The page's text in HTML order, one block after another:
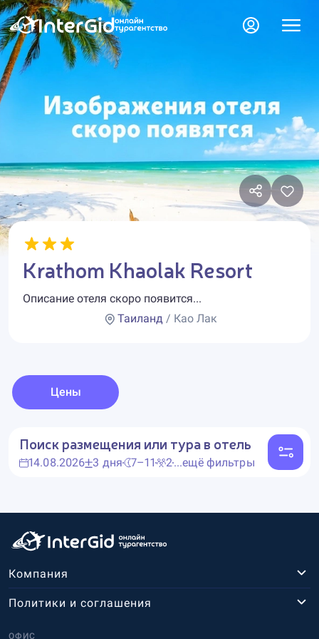
Krathom Khaolak Resort
Описание отеля скоро появится...
Таиланд/ Као Лак
Цены
Поиск размещения или тура в отель
14.08.2026 3 дня 7–11 2...ещё фильтры
Компания
ОФИС
Политики и соглашения